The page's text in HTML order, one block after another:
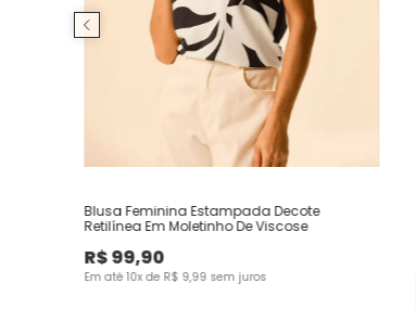
Blusa Feminina Estampada Decote
Retilínea Em Moletinho De Viscose
R$99,90
Em até10x de R$ 9,99 sem juros